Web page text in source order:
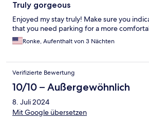
Truly gorgeous
Enjoyed my stay truly! Make sure you
that you need parking for a more
Ronke, Aufenthalt von 3 Nächten
Verifizierte Bewertung
10/10 – Außergewöhnlich
8. Juli 2024
Mit Google übersetzen